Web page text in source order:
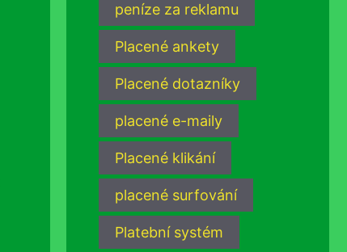
peníze za reklamu
Placené ankety
Placené dotazníky
placené e-maily
Placené klikání
placené surfování
Platební systém